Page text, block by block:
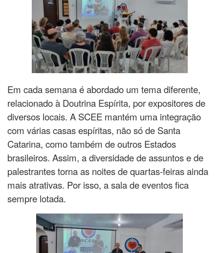
Em cada semana é abordado um tema diferente,
relacionado à Doutrina Espírita, por expositores de
diversos locais. A SCEE mantém uma integração
com várias casas espíritas, não só de Santa
Catarina, como também de outros Estados
brasileiros. Assim, a diversidade de assuntos e de
palestrantes torna as noites de quartas-feiras ainda
mais atrativas. Por isso, a sala de eventos fica
sempre lotada.